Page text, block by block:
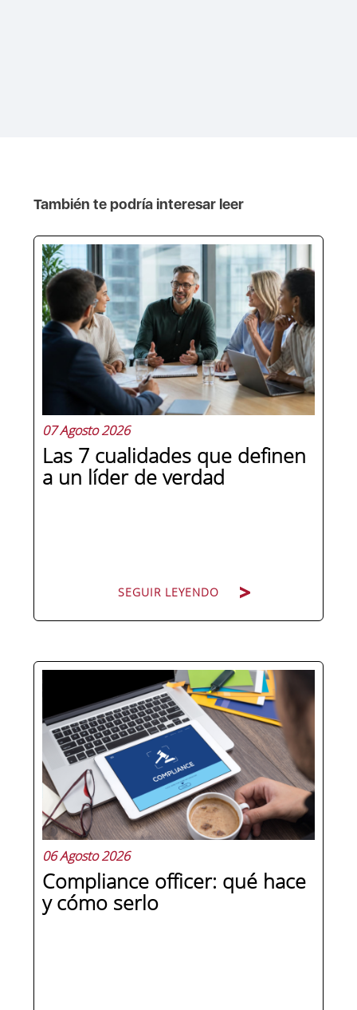
También te podría interesar leer
07 Agosto 2026
Las 7 cualidades que definen
a un líder de verdad
SEGUIR LEYENDO
Hay personas que ocupan puestos de
dirección y hay personas que lideran.
La diferencia no está en el cargo ni en
la antigüedad, sino en un conjunto de
competencias que se pueden
aprender, practicar y medir. Si te
preguntas qué separa a un directivo...
06 Agosto 2026
Compliance officer: qué hace
y cómo serlo